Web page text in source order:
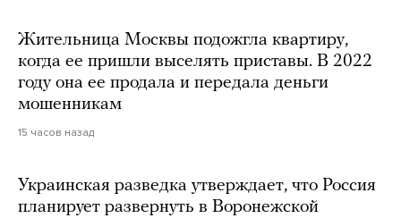
Жительница Москвы подожгла квартиру,
когда ее пришли выселять приставы. В 2022
году она ее продала и передала деньги
мошенникам
15 часов назад
Украинская разведка утверждает, что Россия
планирует развернуть в Воронежской